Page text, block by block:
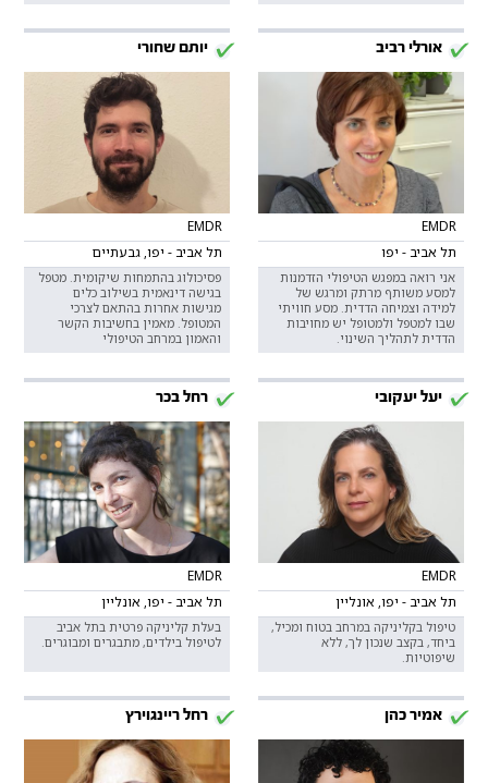
אורלי רביב
EMDR
תל אביב - יפו
אני רואה במפגש הטיפולי הזדמנות
למסע משותף מרתק ומרגש של
למידה וצמיחה הדדית. מסע חוויתי
שבו למטפל ולמטופל יש מחויבות
הדדית לתהליך השינוי.
יותם שחורי
EMDR
תל אביב - יפו, גבעתיים
פסיכולוג בהתמחות שיקומית. מטפל
בגישה דינאמית בשילוב כלים
מגישות אחרות בהתאם לצרכי
המטופל. מאמין בחשיבות הקשר
והאמון במרחב הטיפולי
יעל יעקובי
EMDR
תל אביב - יפו, אונליין
טיפול בקליניקה במרחב בטוח ומכיל,
ביחד, בקצב שנכון לך, ללא
שיפוטיות.
רחל בכר
EMDR
תל אביב - יפו, אונליין
בעלת קליניקה פרטית בתל אביב
לטיפול בילדים, מתבגרים ומבוגרים.
אמיר כהן רחל ריינגוירץ